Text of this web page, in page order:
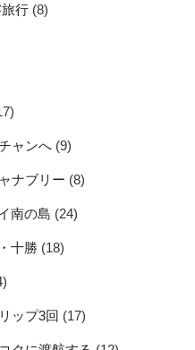
行 (8)
ャンへ (9)
ナブリー (8)
南の島 (24)
十勝 (18)
ップ3回 (17)